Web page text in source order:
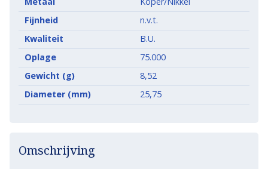
Fijnheid
n.v.t.
Kwaliteit
B.U.
Oplage
75.000
Gewicht (g)
8,52
Diameter (mm)
25,75
Omschrijving